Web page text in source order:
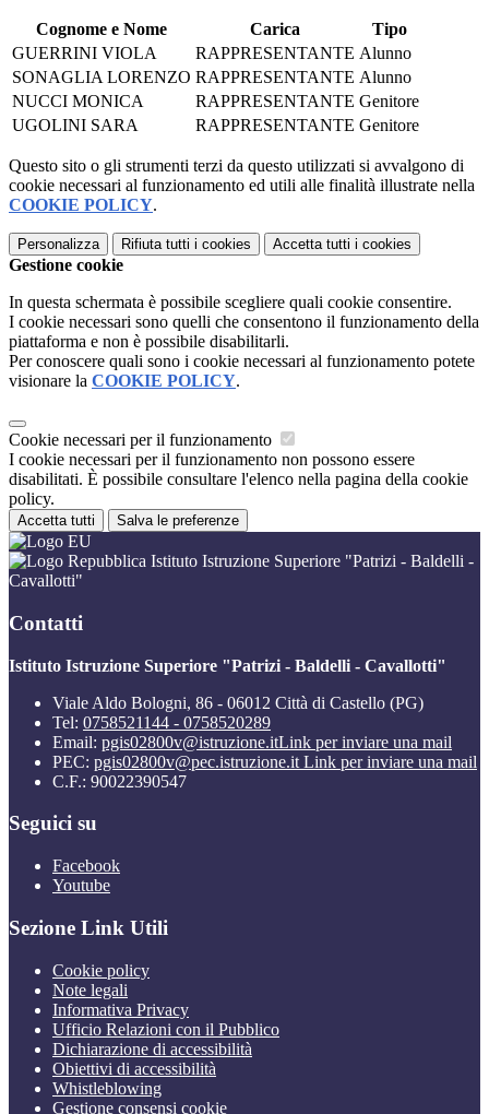
Cognome e Nome Carica
Tipo
GUERRINI VIOLA
RAPPRESENTANTE Alunno
SONAGLIA LORENZO RAPPRESENTANTE Alunno
NUCCI MONICA
RAPPRESENTANTE Genitore
UGOLINI SARA
RAPPRESENTANTE Genitore
Questo sito o gli strumenti terzi da questo utilizzati si avvalgono di
cookie necessari al funzionamento ed utili alle finalità illustrate nella
COOKIE POLICY.
Personalizza Rifiuta tutti i cookies Accetta tutti i cookies
Gestione cookie
In questa schermata è possibile scegliere quali cookie consentire.
I cookie necessari sono quelli che consentono il funzionamento della
piattaforma e non è possibile disabilitarli.
Per conoscere quali sono i cookie necessari al funzionamento potete
visionare la COOKIE POLICY.
Cookie necessari per il funzionamento
I cookie necessari per il funzionamento non possono essere
disabilitati. È possibile consultare l'elenco nella pagina della cookie
policy.
Accetta tutti Salva le preferenze
Istituto Istruzione Superiore "Patrizi - Baldelli -
Cavallotti"
Contatti
Istituto Istruzione Superiore "Patrizi - Baldelli - Cavallotti"
Viale Aldo Bologni, 86 - 06012 Città di Castello (PG)
Tel: 0758521144 - 0758520289
Email: pgis02800v@istruzione.itLink per inviare una mail
PEC: pgis02800v@pec.istruzione.it Link per inviare una mail
C.F.: 90022390547
Seguici su
Facebook
Youtube
Sezione Link Utili
Cookie policy
Note legali
Informativa Privacy
Ufficio Relazioni con il Pubblico
Dichiarazione di accessibilità
Obiettivi di accessibilità
Whistleblowing
Gestione consensi cookie